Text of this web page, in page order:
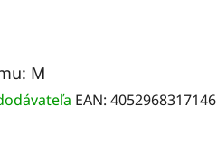
M
EAN: 4052968317146